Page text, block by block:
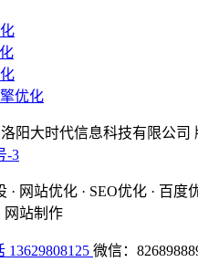
优化
阳大时代信息科技有限公司
-3
· 网站优化 · SEO优化 · 百度
网站制作
13629808125 微信：